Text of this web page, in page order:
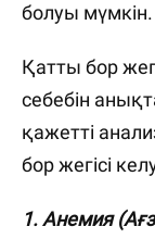
болуы мүмкін.
Қатты бор
себебін
қажетті
бор жегісі
1. Анемия